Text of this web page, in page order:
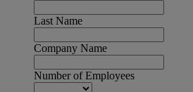
Last Name
Company Name
Number of Employees